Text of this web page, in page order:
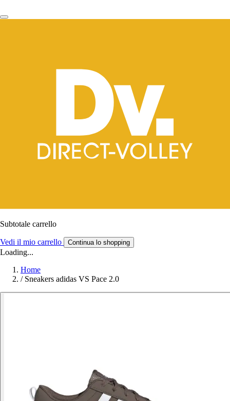
Subtotale carrello
Vedi il mio carrello Continua lo shopping
Loading...
Home
/ Sneakers adidas VS Pace 2.0